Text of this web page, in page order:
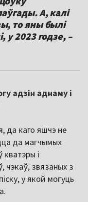
А, калі
то яны былі
у 2023 годзе, –
адзін аднаму і
да каго яшчэ не
да магчымых
і
чэкаў, звязаных з
у якой могуць